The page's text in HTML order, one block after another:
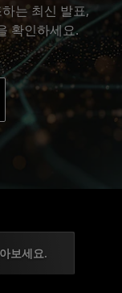
는 최신 발표,
확인하세요.
보세요.